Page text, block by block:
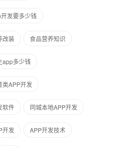
发要多少钱
改装 食品营养知识
app多少钱
类APP开发
软件 同城本地APP开发
开发 APP开发技术